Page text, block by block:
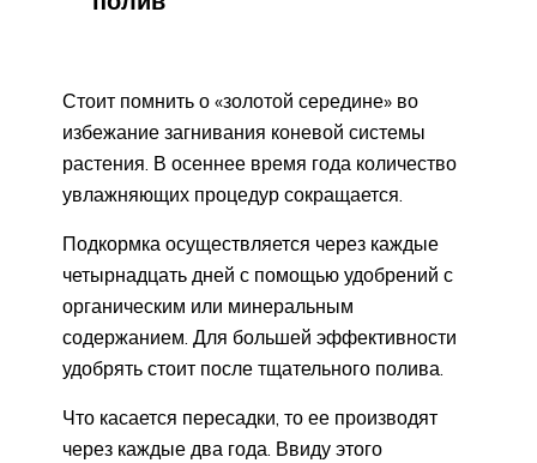
Стоит помнить о «золотой середине» во
избежание загнивания коневой системы
растения. В осеннее время года количество
увлажняющих процедур сокращается.
Подкормка осуществляется через каждые
четырнадцать дней с помощью удобрений с
органическим или минеральным
содержанием. Для большей эффективности
удобрять стоит после тщательного полива.
Что касается пересадки, то ее производят
через каждые два года. Ввиду этого